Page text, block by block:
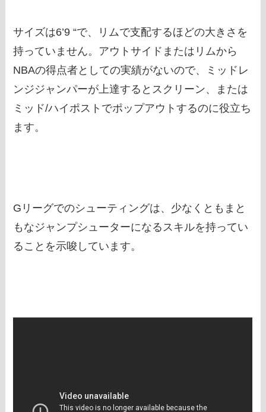
サイズは6’9 “で、リムで支配するほどの大きさを
持っていません。アウトサイドまたはリムから
NBAの得点者としての実績がないので、ミッドレ
ンジジャンパーが上達するとスクリーン、または
ミッド/ハイポストでポップアウトするのに役立ち
ます。
Gリーグでのシューティングは、少なくともまと
もなジャンプシューターになるスキルを持ってい
ることを示唆しています。